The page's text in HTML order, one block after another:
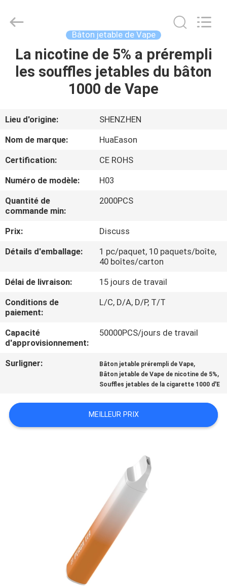
MAISON
VIDÉOS
SUJET
DE
NOUS
VISITE
D'USINE
CONTRÔLE
DE
QUALITÉ
DEMANDEZ
UNE
PLAN
Ltd..
Developed
Bâton jetable de Vape
La nicotine de 5% a prérempli
les souffles jetables du bâton
1000 de Vape
Lieu d'origine:
SHENZHEN
Nom de marque:
HuaEason
Certification:
CE ROHS
Numéro de modèle:
H03
Quantité de
commande min:
2000PCS
Prix:
Discuss
Détails d'emballage:
1 pc/paquet, 10 paquets/boîte,
40 boîtes/carton
Délai de livraison:
15 jours de travail
Conditions de
paiement:
L/C, D/A, D/P, T/T
Capacité
d'approvisionnement:
50000PCS/jours de travail
Surligner: Bâton jetable prérempli de Vape,
Bâton jetable de Vape de nicotine de 5%,
Souffles jetables de la cigarette 1000 d'E
MEILLEUR PRIX